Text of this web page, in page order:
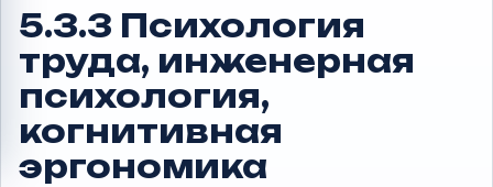
5.3.3 Психология
труда, инженерная
психология,
когнитивная
эргономика